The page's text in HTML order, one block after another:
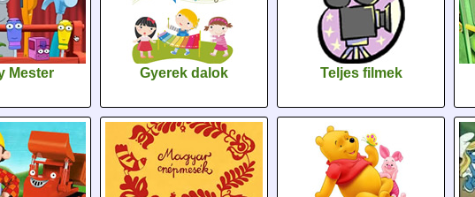
Mester Gyerek dalok Teljes filmek